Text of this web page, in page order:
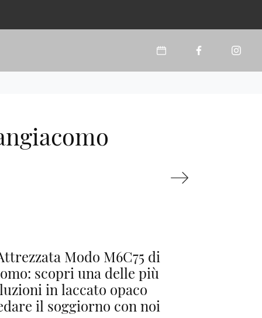
Modo M6C75 di
scopri una delle più
in laccato opaco
il soggiorno con noi